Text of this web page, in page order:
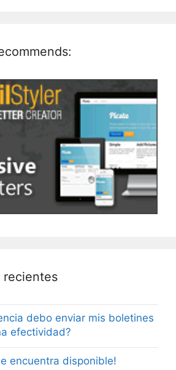
recientes
debo enviar mis boletines
efectividad?
encuentra disponible!